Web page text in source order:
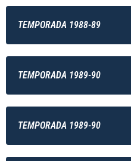
TEMPORADA 1988-89
TEMPORADA 1989-90
TEMPORADA 1989-90